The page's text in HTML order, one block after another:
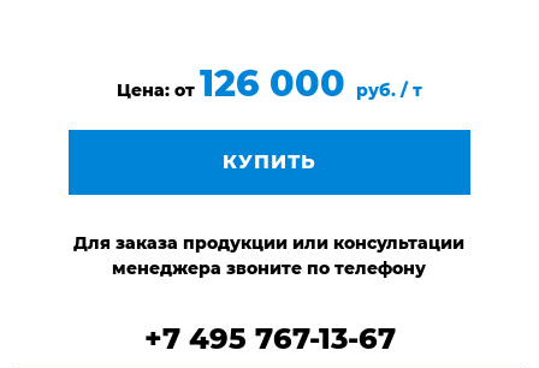
Цена: от 126 000 руб. / т
КУПИТЬ
Для заказа продукции или консультации
менеджера звоните по телефону
+7 495 767-13-67